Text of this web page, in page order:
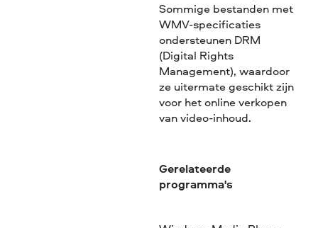
Sommige bestanden met
WMV-specificaties
ondersteunen DRM
(Digital Rights
Management), waardoor
ze uitermate geschikt zijn
voor het online verkopen
van video-inhoud.
Gerelateerde
programma's